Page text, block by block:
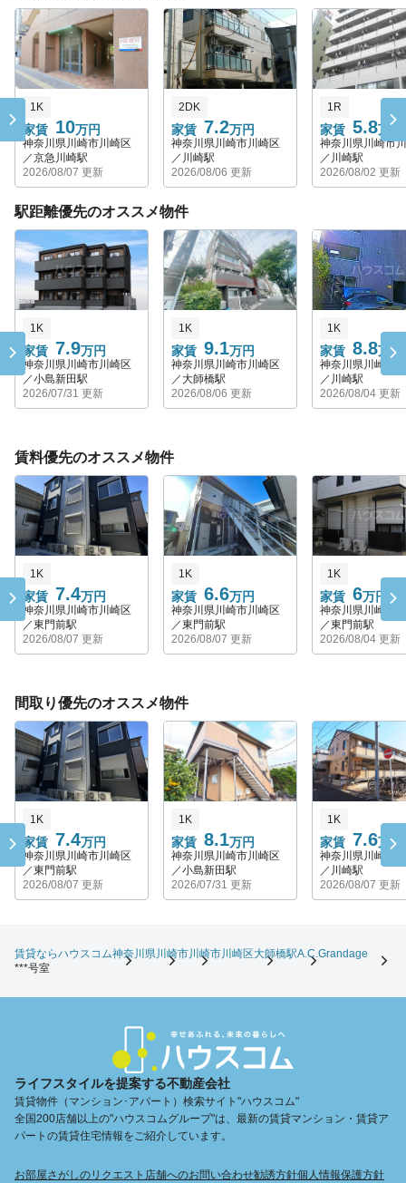
家賃 10万円
1K
神奈川県川崎市川崎区
／京急川崎駅
2026/08/07 更新
家賃 7.2万円
2DK
神奈川県川崎市川崎区
／川崎駅
2026/08/06 更新
家賃 5.8万円
1R
神奈川県川崎市
／川崎駅
2026/08/02 更新
駅距離優先のオススメ物件
家賃 7.9万円
1K
神奈川県川崎市川崎区
／小島新田駅
2026/07/31 更新
家賃 9.1万円
1K
神奈川県川崎市川崎区
／大師橋駅
2026/08/06 更新
家賃 8.8万円
1K
神奈川県川崎市
／川崎駅
2026/08/04 更新
賃料優先のオススメ物件
家賃 7.4万円
1K
神奈川県川崎市川崎区
／東門前駅
2026/08/07 更新
家賃 6.6万円
1K
神奈川県川崎市川崎区
／東門前駅
2026/08/07 更新
家賃 6万円
1K
神奈川県川崎市
／東門前駅
2026/08/04 更新
間取り優先のオススメ物件
家賃 7.4万円
1K
神奈川県川崎市川崎区
／東門前駅
2026/08/07 更新
家賃 8.1万円
1K
神奈川県川崎市川崎区
／小島新田駅
2026/07/31 更新
家賃 7.6万円
1K
神奈川県川崎市
／川崎駅
2026/08/07 更新
賃貸ならハウスコム神奈川県川崎市川崎市川崎区大師橋駅A.C.Grandage
***号室
ライフスタイルを提案する不動産会社
賃貸物件（マンション･アパート）検索サイト"ハウスコム"
全国200店舗以上の"ハウスコムグループ"は、最新の賃貸マンション・賃貸ア
パートの賃貸住宅情報をご紹介しています。
お部屋さがしのリクエスト 店舗へのお問い合わせ勧誘方針個人情報保護方針